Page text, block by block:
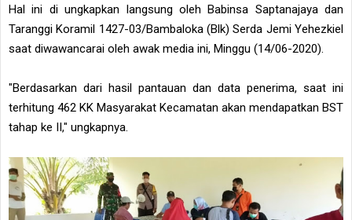
Hal ini di ungkapkan langsung oleh Babinsa Saptanajaya dan
Taranggi Koramil 1427-03/Bambaloka (Blk) Serda Jemi Yehezkiel
saat diwawancarai oleh awak media ini, Minggu (14/06-2020).
"Berdasarkan dari hasil pantauan dan data penerima, saat ini
terhitung 462 KK Masyarakat Kecamatan akan mendapatkan BST
tahap ke II," ungkapnya.